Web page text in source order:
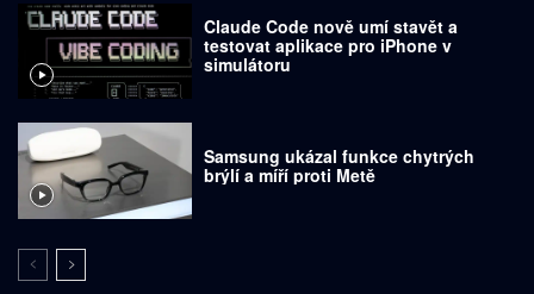
Claude Code nově umí stavět a
testovat aplikace pro iPhone v
simulátoru
Samsung ukázal funkce chytrých
brýlí a míří proti Metě